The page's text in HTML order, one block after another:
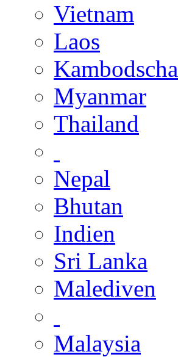
Vietnam
Laos
Kambodscha
Myanmar
Thailand
Nepal
Bhutan
Indien
Sri Lanka
Malediven
Malaysia